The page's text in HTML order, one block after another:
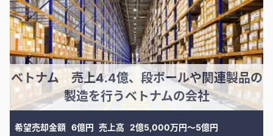
ベトナム 売上4.4億、段ボールや関連製品の
製造を行うベトナムの会社
希望売却金額 6億円 売上高 2億5,000万円〜5億円